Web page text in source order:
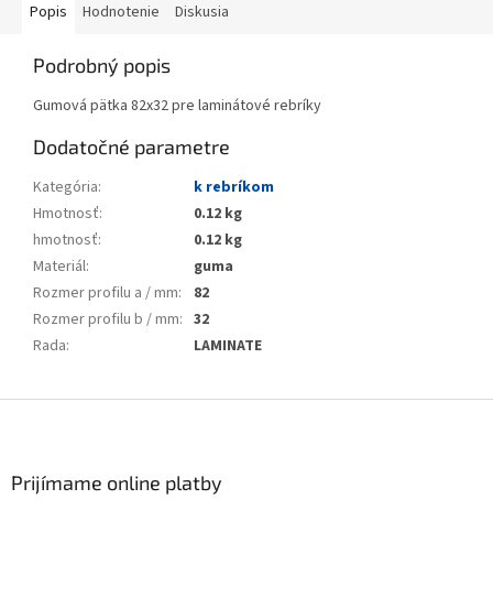
Popis Hodnotenie Diskusia
Podrobný popis
Gumová pätka 82x32 pre laminátové rebríky
Dodatočné parametre
Kategória:
k rebríkom
Hmotnosť:
0.12 kg
hmotnosť:
0.12 kg
Materiál:
guma
Rozmer profilu a / mm:
82
Rozmer profilu b / mm: 32
Rada: LAMINATE
Prijímame online platby